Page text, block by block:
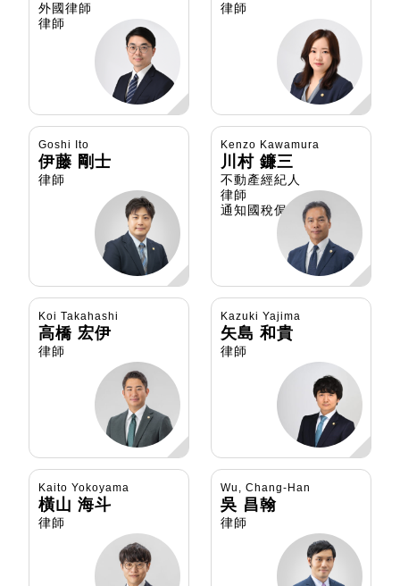
外國律師
律師
律師
Goshi Ito
伊藤 剛士
律師
Kenzo Kawamura
川村 鐮三
不動產經紀人
律師
通知國稅侷律師
Koi Takahashi
高橋 宏伊
律師
Kazuki Yajima
矢島 和貴
律師
Kaito Yokoyama
橫山 海斗
律師
Wu, Chang-Han
吳 昌翰
律師